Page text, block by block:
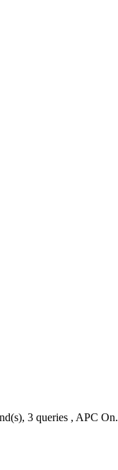
3 queries , APC On.